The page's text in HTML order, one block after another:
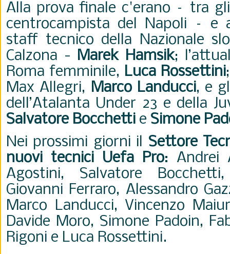
Alla prova finale c'erano – tra
centrocampista del Napoli – e
staff tecnico della Nazionale
Calzona - Marek Hamsik;
Roma femminile, Luca Rossettini
Max Allegri, Marco Landucci, e
dell’Atalanta Under 23 e della
Salvatore Bocchetti e Simone
Nei prossimi giorni il Settore
nuovi tecnici Uefa Pro: Andrei
Agostini, Salvatore
Giovanni Ferraro, Alessandro
Marco Landucci, Vincenzo
Davide Moro, Simone Padoin,
Rigoni e Luca Rossettini.